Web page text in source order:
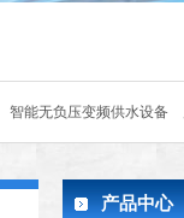
智能无负压变频供水设备
产品中心